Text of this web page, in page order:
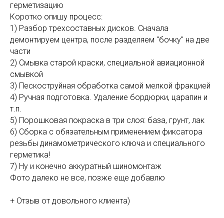
герметизацию
Коротко опишу процесс:
1) Разбор трехсоставных дисков. Сначала
демонтируем центра, после разделяем "бочку" на две
части
2) Смывка старой краски, специальной авиационной
смывкой
3) Пескоструйная обработка самой мелкой фракцией
4) Ручная подготовка. Удаление бордюрки, царапин и
т.п.
5) Порошковая покраска в три слоя: база, грунт, лак
6) Сборка с обязательным применением фиксатора
резьбы динамометрического ключа и специального
герметика!
7) Ну и конечно аккуратный шиномонтаж
Фото далеко не все, позже еще добавлю
+ Отзыв от довольного клиента)